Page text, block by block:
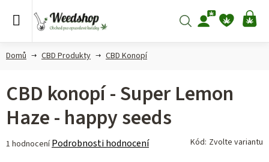
Hledat
Domů CBD Produkty CBD Konopí
CBD konopí - Super Lemon
Haze - happy seeds
Průměrné
1 hodnocení Podrobnosti hodnocení Kód: Zvolte variantu